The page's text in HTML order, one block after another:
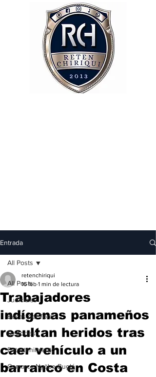
Entrada
All Posts
Judiciales
Bocas del Toro
Deportes
Entretenimiento
Comarca Ngäbe-Buglé
All Posts
Trabajadores
indígenas panameños
resultan heridos tras
caer vehículo a un
barranco en Costa
retenchiriqui
16 feb 1 min de lectura